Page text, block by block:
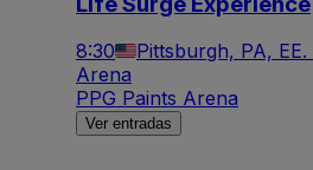
8:30 Pittsburgh, PA, EE.
Arena
PPG Paints Arena
Ver entradas